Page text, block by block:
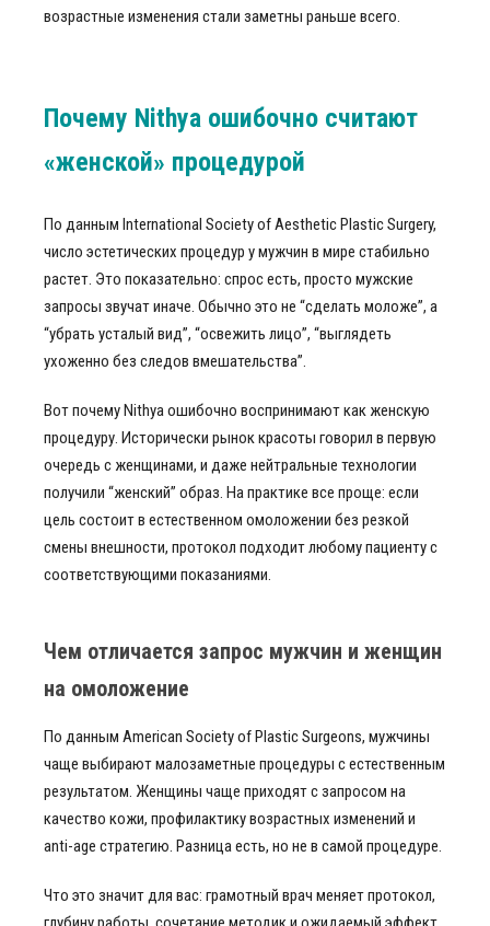
возрастные изменения стали заметны раньше всего.
Почему Nithya ошибочно считают
«женской» процедурой
По данным International Society of Aesthetic Plastic Surgery,
число эстетических процедур у мужчин в мире стабильно
растет. Это показательно: спрос есть, просто мужские
запросы звучат иначе. Обычно это не “сделать моложе”, а
“убрать усталый вид”, “освежить лицо”, “выглядеть
ухоженно без следов вмешательства”.
Вот почему Nithya ошибочно воспринимают как женскую
процедуру. Исторически рынок красоты говорил в первую
очередь с женщинами, и даже нейтральные технологии
получили “женский” образ. На практике все проще: если
цель состоит в естественном омоложении без резкой
смены внешности, протокол подходит любому пациенту с
соответствующими показаниями.
Чем отличается запрос мужчин и женщин
на омоложение
По данным American Society of Plastic Surgeons, мужчины
чаще выбирают малозаметные процедуры с естественным
результатом. Женщины чаще приходят с запросом на
качество кожи, профилактику возрастных изменений и
anti-age стратегию. Разница есть, но не в самой процедуре.
Что это значит для вас: грамотный врач меняет протокол,